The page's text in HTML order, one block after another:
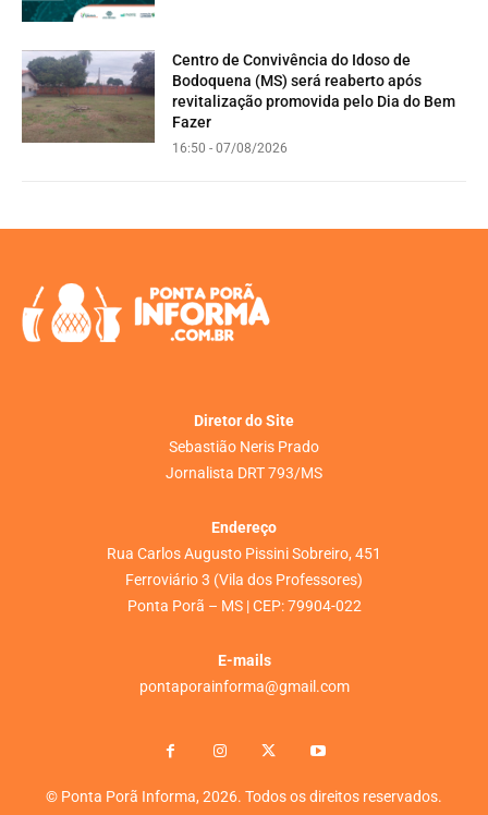
Centro de Convivência do Idoso de
Bodoquena (MS) será reaberto após
revitalização promovida pelo Dia do Bem
Fazer
16:50 - 07/08/2026
Diretor do Site
Sebastião Neris Prado
Jornalista DRT 793/MS
Endereço
Rua Carlos Augusto Pissini Sobreiro, 451
Ferroviário 3 (Vila dos Professores)
Ponta Porã – MS | CEP: 79904-022
E-mails
pontaporainforma@gmail.com
© Ponta Porã Informa, 2026. Todos os direitos reservados.